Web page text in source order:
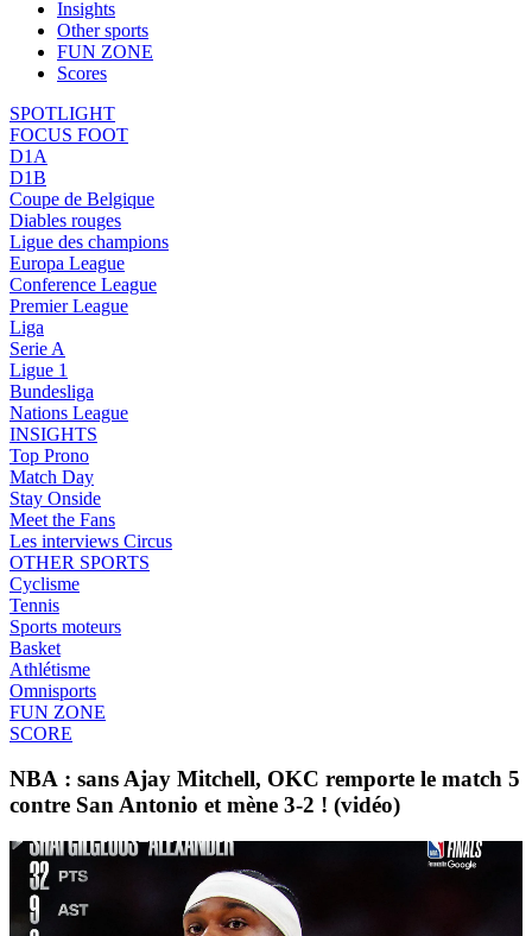
Insights
Other sports
FUN ZONE
Scores
SPOTLIGHT
FOCUS FOOT
D1A
D1B
Coupe de Belgique
Diables rouges
Ligue des champions
Europa League
Conference League
Premier League
Liga
Serie A
Ligue 1
Bundesliga
Nations League
INSIGHTS
Top Prono
Match Day
Stay Onside
Meet the Fans
Les interviews Circus
OTHER SPORTS
Cyclisme
Tennis
Sports moteurs
Basket
Athlétisme
Omnisports
FUN ZONE
SCORE
NBA : sans Ajay Mitchell, OKC remporte le match 5
contre San Antonio et mène 3-2 ! (vidéo)